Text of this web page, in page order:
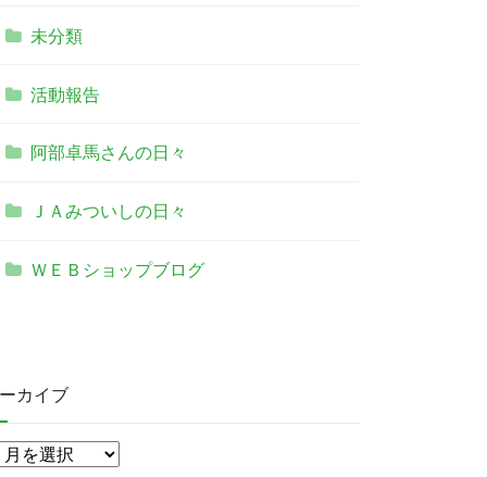
未分類
活動報告
阿部卓馬さんの日々
ＪＡみついしの日々
ＷＥＢショップブログ
カイブ